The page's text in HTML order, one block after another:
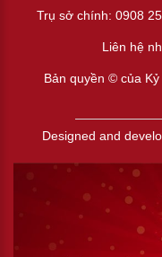
Trụ sở chính: 0908
Liên hệ
Bản quyền © của
Designed and